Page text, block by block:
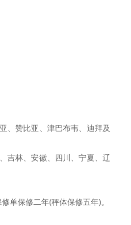
、赞比亚、津巴布韦、迪拜及
吉林、安徽、四川、宁夏、辽
单保修二年(秤体保修五年)。